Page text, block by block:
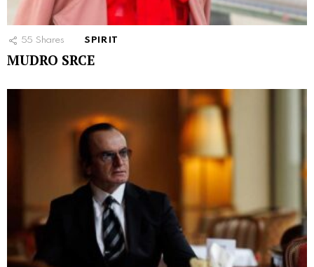
55 Shares SPIRIT
MUDRO SRCE